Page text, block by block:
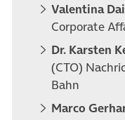
Valentina
Corporate
Dr. Karsten
(CTO)
Bahn
Marco